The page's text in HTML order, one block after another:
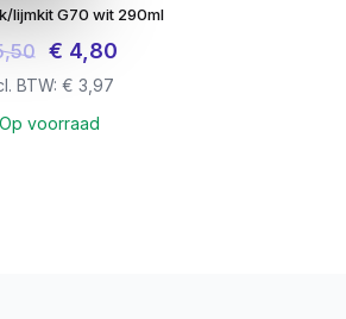
lijmkit G70 wit 290ml
Oorspronkelijke
prijs
was:
€ 4,80Huidige
BTW: € 3,97
Op voorraad